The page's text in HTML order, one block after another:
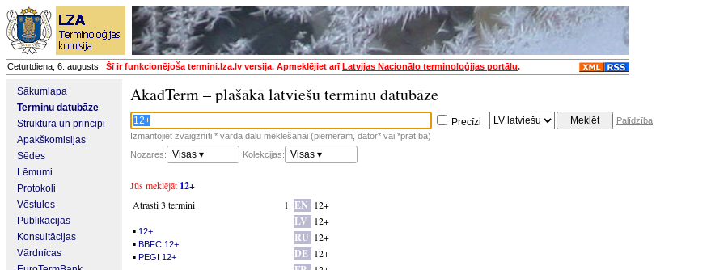
Ceturtdiena, 6. augusts Šī ir funkcionējoša termini.lza.lv versija. Apmeklējiet arīLatvijas Nacionālo terminoloģijas portālu.
Sākumlapa
Terminu datubāze
Struktūra un principi
Apakškomisijas
Sēdes
Lēmumi
Protokoli
Vēstules
Publikācijas
Konsultācijas
Vārdnīcas
AkadTerm – plašākā latviešu terminu datubāze
Precīzi
Palīdzība
Izmantojiet zvaigznīti * vārda daļu meklēšanai (piemēram, dator* vai *pratība)
Nozares:
Visas ▾ Kolekcijas: Visas ▾
Jūs meklējāt 12+
Atrasti 3 termini
▪ 12+
▪ BBFC 12+
▪ PEGI 12+
EN 12+
LV 12+
RU 12+
DE 12+